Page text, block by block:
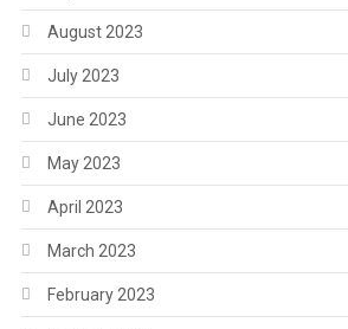
August 2023
July 2023
June 2023
May 2023
April 2023
March 2023
February 2023